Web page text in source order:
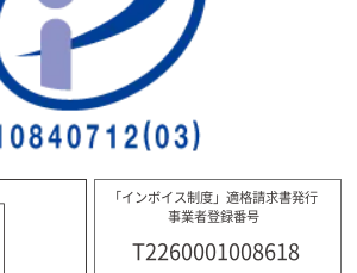
「インボイス制度」適格請求書発行
事業者登録番号
T2260001008618